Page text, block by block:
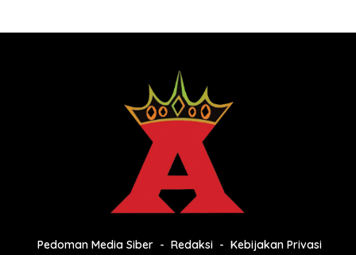
Pedoman Media Siber Redaksi Kebijakan Privasi